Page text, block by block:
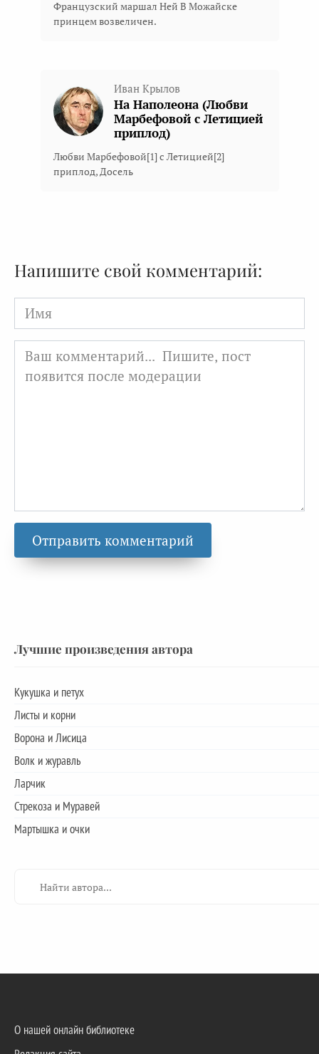
Французский маршал Ней В Можайске
принцем возвеличен.
Иван Крылов
На Наполеона (Любви
Марбефовой с Летицией
приплод)
Любви Марбефовой[1] с Летицией[2]
приплод, Досель
Напишите свой комментарий:
Имя
Лучшие произведения автора
Кукушка и петух
Листы и корни
Ворона и Лисица
Волк и журавль
Ларчик
Стрекоза и Муравей
Мартышка и очки
О нашей онлайн библиотеке